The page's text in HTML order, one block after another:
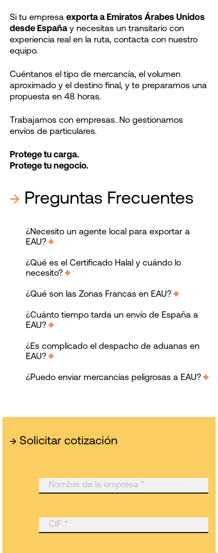
Si tu empresa exporta a Emiratos Árabes Unidos
desde España y necesitas un transitario con
experiencia real en la ruta, contacta con nuestro
equipo.
Cuéntanos el tipo de mercancía, el volumen
aproximado y el destino final, y te preparamos una
propuesta en 48 horas.
Trabajamos con empresas. No gestionamos
envíos de particulares.
Protege tu carga.
Protege tu negocio.
→ Preguntas Frecuentes
¿Necesito un agente local para exportar a
EAU?
¿Qué es el Certificado Halal y cuándo lo
necesito?
¿Qué son las Zonas Francas en EAU?
¿Cuánto tiempo tarda un envío de España a
EAU?
¿Es complicado el despacho de aduanas en
EAU?
¿Puedo enviar mercancías peligrosas a EAU?
→ Solicitar cotización